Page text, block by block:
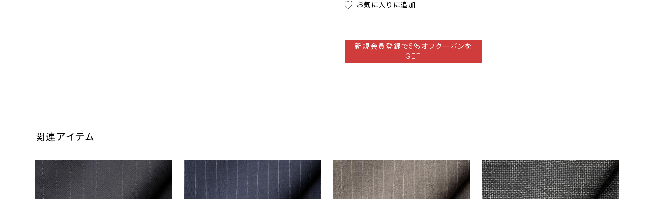
お気に入りに追加
新規会員登録で5％オフクーポンを
GET
関連アイテム